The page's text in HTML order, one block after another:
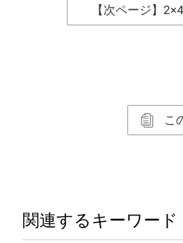
【次ページ】
こ
関連するキーワード